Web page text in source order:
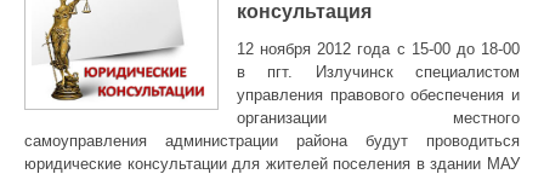
консультация
12 ноября 2012 года с 15-00 до 18-00
в пгт. Излучинск специалистом
управления правового обеспечения и
организации местного
самоуправления администрации района будут проводиться
юридические консультации для жителей поселения в здании МАУ